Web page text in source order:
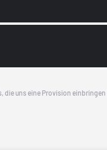
die uns eine Provision